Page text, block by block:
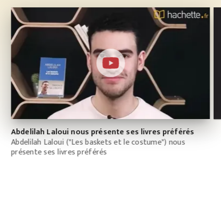
Abdelilah Laloui nous présente ses livres préférés
Abdelilah Laloui ("Les baskets et le costume") nous
présente ses livres préférés